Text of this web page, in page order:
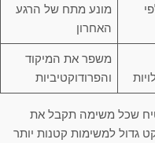
מונע מתח של הרגע
האחרון
משפר את המיקוד
והפרודוקטיביות
שכל משימה תקבל את
גדול למשימות קטנות יותר